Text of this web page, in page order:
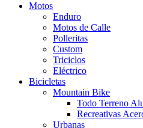
Motos
Enduro
Motos de Calle
Polleritas
Custom
Triciclos
Eléctrico
Bicicletas
Mountain Bike
Todo Terreno
Recreativas
Urbanas